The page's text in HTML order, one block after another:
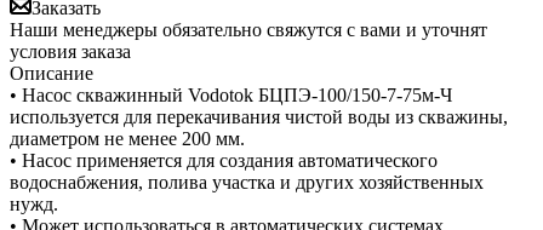
Заказать
Наши менеджеры обязательно свяжутся с вами и уточнят
условия заказа
Описание
• Насос скважинный Vodotok БЦПЭ-100/150-7-75м-Ч
используется для перекачивания чистой воды из скважины,
диаметром не менее 200 мм.
• Насос применяется для создания автоматического
водоснабжения, полива участка и других хозяйственных
нужд.
• Может использоваться в автоматических системах